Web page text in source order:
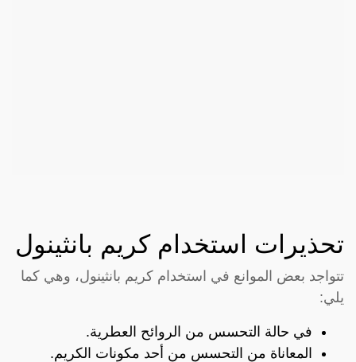
تحذيرات استخدام كريم بانثينول
تتواجد بعض الموانع في استخدام كريم بانثينول، وهي كما
يلي:
في حالة التحسس من الروائح العطرية.
المعاناة من التحسس من أحد مكونات الكريم.